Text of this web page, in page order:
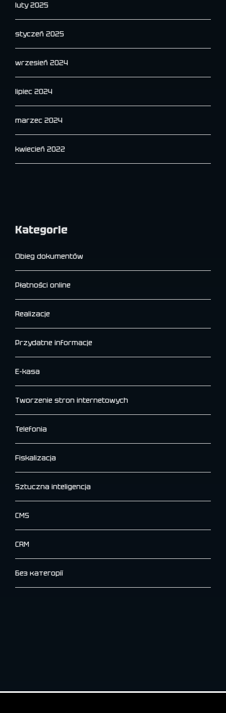
luty 2025
styczeń 2025
wrzesień 2024
lipiec 2024
marzec 2024
kwiecień 2022
Kategorie
Obieg dokumentów
Płatności online
Realizacje
Przydatne informacje
E-kasa
Tworzenie stron internetowych
Telefonia
Fiskalizacja
Sztuczna inteligencja
CMS
CRM
Без категорії